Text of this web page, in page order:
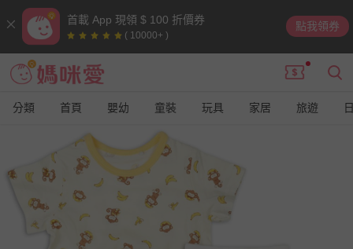
首載 App 現領 $ 100 折價券
( 10000+ )
點我領券
分類 首頁 嬰幼 童裝 玩具 家居 旅遊